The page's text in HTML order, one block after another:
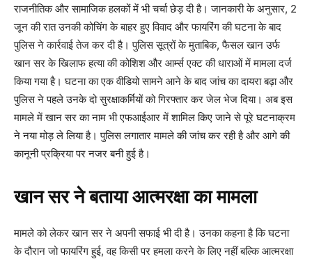
राजनीतिक और सामाजिक हलकों में भी चर्चा छेड़ दी है। जानकारी के अनुसार, 2
जून की रात उनकी कोचिंग के बाहर हुए विवाद और फायरिंग की घटना के बाद
पुलिस ने कार्रवाई तेज कर दी है। पुलिस सूत्रों के मुताबिक, फैसल खान उर्फ
खान सर के खिलाफ हत्या की कोशिश और आर्म्स एक्ट की धाराओं में मामला दर्ज
किया गया है। घटना का एक वीडियो सामने आने के बाद जांच का दायरा बढ़ा और
पुलिस ने पहले उनके दो सुरक्षाकर्मियों को गिरफ्तार कर जेल भेज दिया। अब इस
मामले में खान सर का नाम भी एफआईआर में शामिल किए जाने से पूरे घटनाक्रम
ने नया मोड़ ले लिया है। पुलिस लगातार मामले की जांच कर रही है और आगे की
कानूनी प्रक्रिया पर नजर बनी हुई है।
खान सर ने बताया आत्मरक्षा का मामला
मामले को लेकर खान सर ने अपनी सफाई भी दी है। उनका कहना है कि घटना
के दौरान जो फायरिंग हुई, वह किसी पर हमला करने के लिए नहीं बल्कि आत्मरक्षा